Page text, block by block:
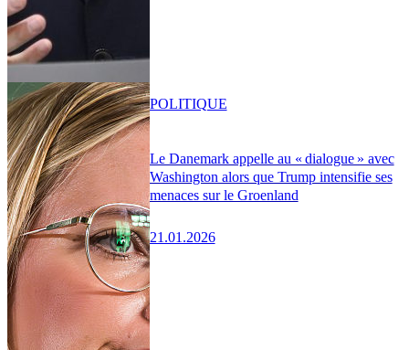
Le Danemark appelle au « dialogue » avec
Washington alors que Trump intensifie ses
menaces sur le Groenland
21.01.2026
POLITIQUE